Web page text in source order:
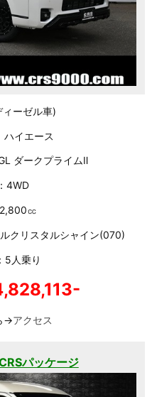
ィーゼル車)
ハイエース
ダークプライムⅡ
4WD
㏄
クリスタルシャイン(070)
5人乗り
→アクセス
パッケージ